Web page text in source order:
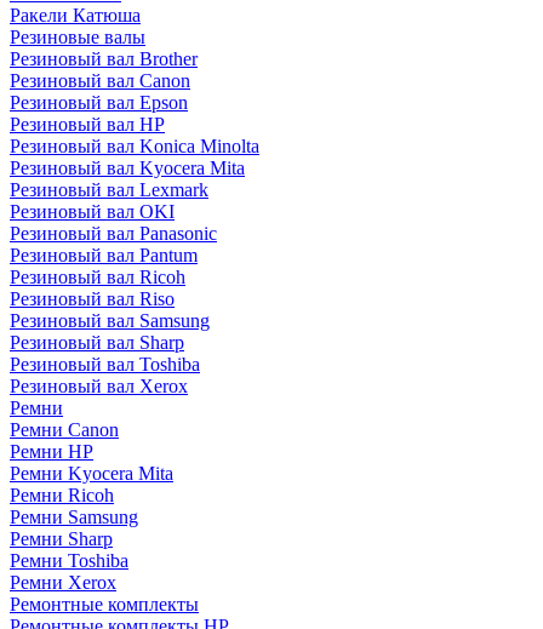
Ракели Катюша
Резиновые валы
Резиновый вал Brother
Резиновый вал Canon
Резиновый вал Epson
Резиновый вал HP
Резиновый вал Konica Minolta
Резиновый вал Kyocera Mita
Резиновый вал Lexmark
Резиновый вал OKI
Резиновый вал Panasonic
Резиновый вал Pantum
Резиновый вал Ricoh
Резиновый вал Riso
Резиновый вал Samsung
Резиновый вал Sharp
Резиновый вал Toshiba
Резиновый вал Xerox
Ремни
Ремни Canon
Ремни HP
Ремни Kyocera Mita
Ремни Ricoh
Ремни Samsung
Ремни Sharp
Ремни Toshiba
Ремни Xerox
Ремонтные комплекты